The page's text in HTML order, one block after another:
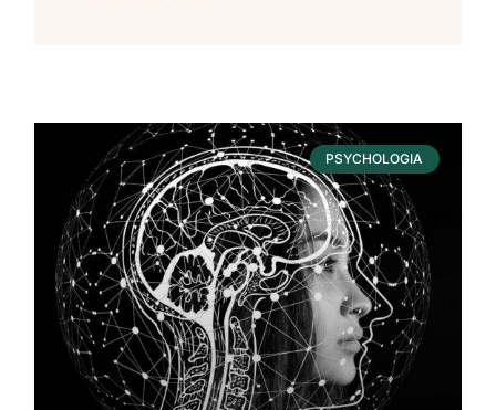
PSYCHOLOGIA